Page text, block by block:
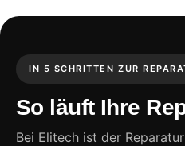
IN 5 SCHRITTEN ZUR
So läuft Ihre
Bei Elitech ist der